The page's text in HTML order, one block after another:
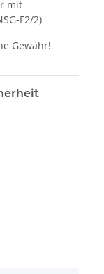
mit
F2/2)
Gewähr!